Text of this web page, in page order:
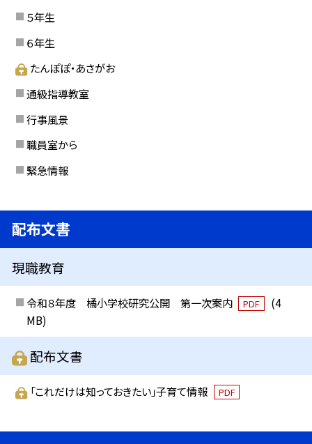
５年生
６年生
たんぽぽ・あさがお
通級指導教室
行事風景
職員室から
緊急情報
配布文書
現職教育
令和８年度 橘小学校研究公開 第一次案内 PDF
(4
MB)
配布文書
「これだけは知っておきたい」子育て情報 PDF